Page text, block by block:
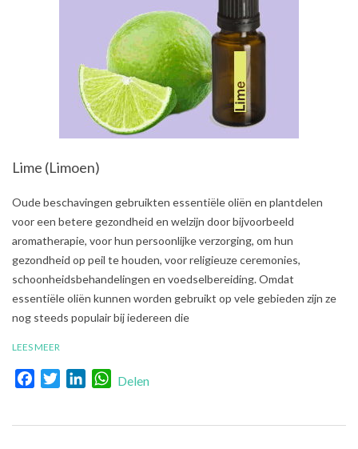
Lime (Limoen)
2021-
Oude beschavingen gebruikten essentiële oliën en plantdelen
voor een betere gezondheid en welzijn door bijvoorbeeld
aromatherapie, voor hun persoonlijke verzorging, om hun
gezondheid op peil te houden, voor religieuze ceremonies,
schoonheidsbehandelingen en voedselbereiding. Omdat
essentiële oliën kunnen worden gebruikt op vele gebieden zijn ze
nog steeds populair bij iedereen die
LEES MEER
FacebookTwitterLinkedInWhatsApp
Delen